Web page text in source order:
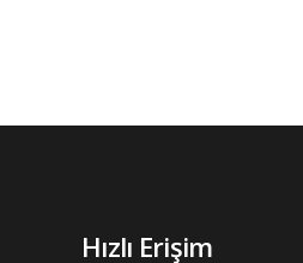
Hızlı Erişim